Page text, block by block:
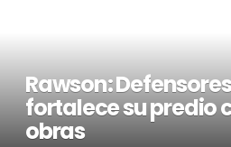
Rawson:
fortalece su predio
obras